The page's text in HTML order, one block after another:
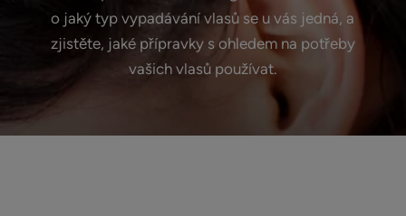
o jaký typ vypadávání vlasů se u vás jedná, a
zjistěte, jaké přípravky s ohledem na potřeby
vašich vlasů používat.